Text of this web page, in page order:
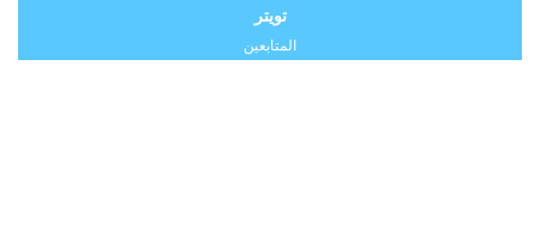
تويتر
المتابعين